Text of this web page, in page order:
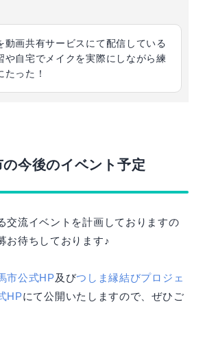
動画共有サービスにて配信している
や自宅でメイクを実際にしながら練
たった！
今後のイベント予定
交流イベントを計画しておりますの
お待ちしております♪
市公式HP及びつしま縁結びプロジェ
HPにて公開いたしますので、ぜひご